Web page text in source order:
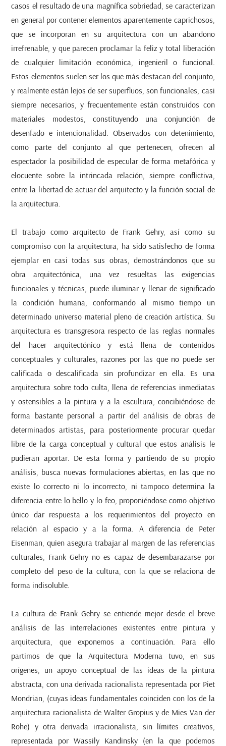
casos el resultado de una magnífica sobriedad, se caracterizan
en general por contener elementos aparentemente caprichosos,
que se incorporan en su arquitectura con un abandono
irrefrenable, y que parecen proclamar la feliz y total liberación
de cualquier limitación económica, ingenieril o funcional.
Estos elementos suelen ser los que más destacan del conjunto,
y realmente están lejos de ser superfluos, son funcionales, casi
siempre necesarios, y frecuentemente están construidos con
materiales modestos, constituyendo una conjunción de
desenfado e intencionalidad. Observados con detenimiento,
como parte del conjunto al que pertenecen, ofrecen al
espectador la posibilidad de especular de forma metafórica y
elocuente sobre la intrincada relación, siempre conflictiva,
entre la libertad de actuar del arquitecto y la función social de
la arquitectura.
El trabajo como arquitecto de Frank Gehry, así como su
compromiso con la arquitectura, ha sido satisfecho de forma
ejemplar en casi todas sus obras, demostrándonos que su
obra arquitectónica, una vez resueltas las exigencias
funcionales y técnicas, puede iluminar y llenar de significado
la condición humana, conformando al mismo tiempo un
determinado universo material pleno de creación artística. Su
arquitectura es transgresora respecto de las reglas normales
del hacer arquitectónico y está llena de contenidos
conceptuales y culturales, razones por las que no puede ser
calificada o descalificada sin profundizar en ella. Es una
arquitectura sobre todo culta, llena de referencias inmediatas
y ostensibles a la pintura y a la escultura, concibiéndose de
forma bastante personal a partir del análisis de obras de
determinados artistas, para posteriormente procurar quedar
libre de la carga conceptual y cultural que estos análisis le
pudieran aportar. De esta forma y partiendo de su propio
análisis, busca nuevas formulaciones abiertas, en las que no
existe lo correcto ni lo incorrecto, ni tampoco determina la
diferencia entre lo bello y lo feo, proponiéndose como objetivo
único dar respuesta a los requerimientos del proyecto en
relación al espacio y a la forma. A diferencia de Peter
Eisenman, quien asegura trabajar al margen de las referencias
culturales, Frank Gehry no es capaz de desembarazarse por
completo del peso de la cultura, con la que se relaciona de
forma indisoluble.
La cultura de Frank Gehry se entiende mejor desde el breve
análisis de las interrelaciones existentes entre pintura y
arquitectura, que exponemos a continuación. Para ello
partimos de que la Arquitectura Moderna tuvo, en sus
orígenes, un apoyo conceptual de las ideas de la pintura
abstracta, con una derivada racionalista representada por Piet
Mondrian, (cuyas ideas fundamentales coinciden con los de la
arquitectura racionalista de Walter Gropius y de Mies Van der
Rohe) y otra derivada irracionalista, sin límites creativos,
representada por Wassily Kandinsky (en la que podemos